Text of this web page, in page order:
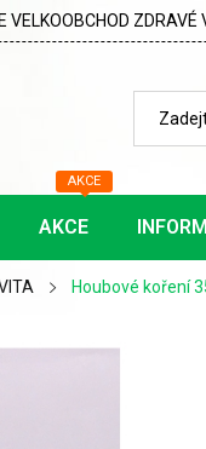
AKCE
AKCE
Houbové koření